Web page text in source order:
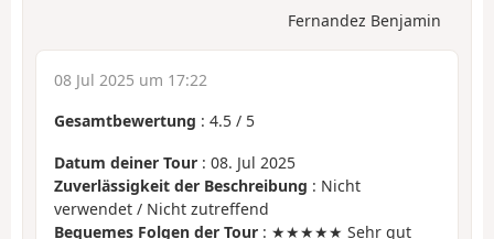
Fernandez Benjamin
08 Jul 2025 um 17:22
Gesamtbewertung : 4.5 / 5
Datum deiner Tour : 08. Jul 2025
Zuverlässigkeit der Beschreibung : Nicht
verwendet / Nicht zutreffend
Bequemes Folgen der Tour : ★★★★★ Sehr gut